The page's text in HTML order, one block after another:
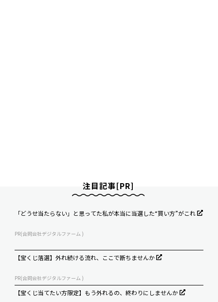
注目記事[PR]
「どうせ当たらない」と思ってた私が本当に当選した“買い方”がこれ
PR(合同会社デジタルファーム )
【宝くじ落選】外れ続ける流れ、ここで断ちませんか
PR(合同会社デジタルファーム )
【宝くじ当てたい方限定】もう外れるの、終わりにしませんか